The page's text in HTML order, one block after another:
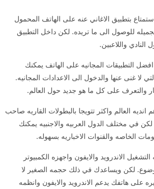
بتطبيق الاغاني عنه على الهاتف المحمول
للوصول الى ما تريده. لكن داخل التطبيق
واللاعبين.
التطبيقات المجانيه على الهاتف يمكنك
لا غنى عنها والدخول الى الاعدادات المجانيه.
والتعرف على كل ما هو جديد حول العالم.
العالم واكثر تتويجا بالبطولات القاريه صاحب
في مختلف الدول العربيه والاجنبيه يمكنك
الخاصه والقنوات الاخباريه بسهوله.
الاندرويد والايفون واجهزه الكمبيوتر
لكن ويساعدك في ذلك حجمه الصغير لا
على هاتفك يدعم الاندرويد والايفون وانظمه